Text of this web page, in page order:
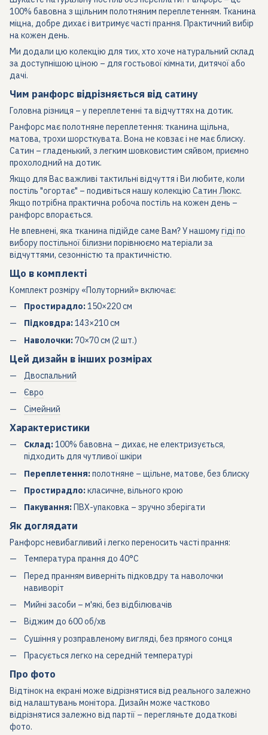
100% бавовна з щільним полотняним переплетенням. Тканина
міцна, добре дихає і витримує часті прання. Практичний вибір
на кожен день.
Ми додали цю колекцію для тих, хто хоче натуральний склад
за доступнішою ціною – для гостьової кімнати, дитячої або
дачі.
Чим ранфорс відрізняється від сатину
Головна різниця – у переплетенні та відчуттях на дотик.
Ранфорс має полотняне переплетення: тканина щільна,
матова, трохи шорсткувата. Вона не ковзає і не має блиску.
Сатин – гладенький, з легким шовковистим сяйвом, приємно
прохолодний на дотик.
Якщо для Вас важливі тактильні відчуття і Ви любите, коли
постіль "огортає" – подивіться нашу колекцію Сатин Люкс.
Якщо потрібна практична робоча постіль на кожен день –
ранфорс впорається.
Не впевнені, яка тканина підійде саме Вам? У нашомугіді по
вибору постільної білизни порівнюємо матеріали за
відчуттями, сезонністю та практичністю.
Що в комплекті
Комплект розміру «Полуторний» включає:
Простирадло:150×220 см
Підковдра:143×210 см
Наволочки:70×70 см (2 шт.)
Цей дизайн в інших розмірах
Двоспальний
Євро
Сімейний
Характеристики
Склад:100% бавовна – дихає, не електризується,
підходить для чутливої шкіри
Переплетення:полотняне – щільне, матове, без блиску
Простирадло:класичне, вільного крою
Пакування: ПВХ-упаковка – зручно зберігати
Як доглядати
Ранфорс невибагливий і легко переносить часті прання:
Температура прання до 40°C
Перед пранням виверніть підковдру та наволочки
навиворіт
Мийні засоби – м'які, без відбілювачів
Віджим до 600 об/хв
Сушіння у розправленому вигляді, без прямого сонця
Прасується легко на середній температурі
Про фото
Відтінок на екрані може відрізнятися від реального залежно
від налаштувань монітора. Дизайн може частково
відрізнятися залежно від партії – перегляньте додаткові
фото.